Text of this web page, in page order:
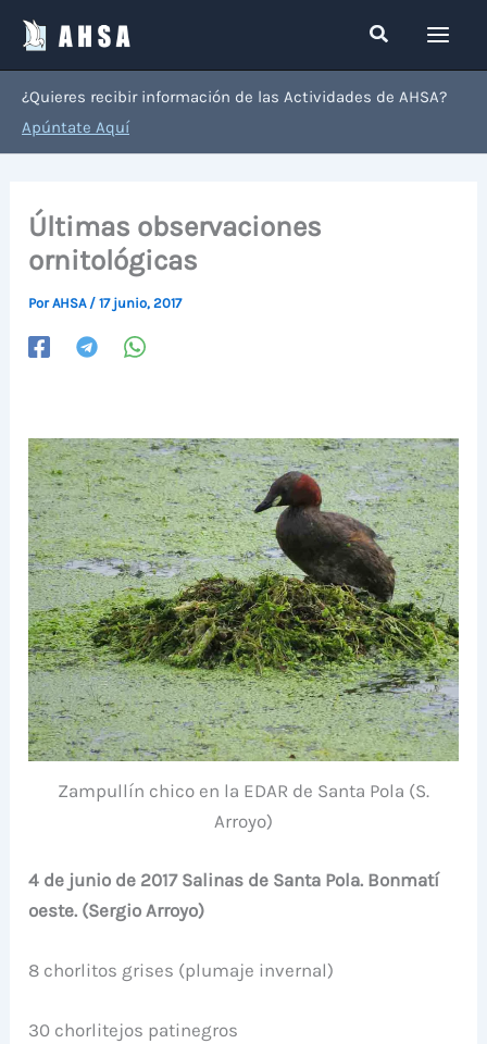
contenido
Buscar
¿Quieres recibir información de las Actividades de AHSA?
Apúntate Aquí
Últimas observaciones
ornitológicas
PorAHSA /17 junio, 2017
Zampullín chico en la EDAR de Santa Pola (S.
Arroyo)
4 de junio de 2017 Salinas de Santa Pola. Bonmatí
oeste. (Sergio Arroyo)
8 chorlitos grises (plumaje invernal)
30 chorlitejos patinegros